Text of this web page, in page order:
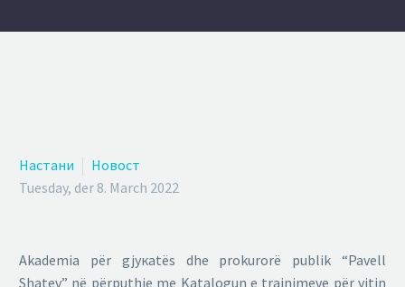
Настани
Новост
Tuesday, der 8. March 2022
Akademia për gjyкаtës dhe prokurorë publik “Pavell
Shatev” në përputhje me Katalogun e trajnimeve për vitin